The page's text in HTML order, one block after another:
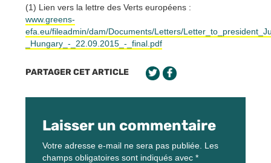
(1) Lien vers la lettre des Verts européens :
www.greens-
efa.eu/fileadmin/dam/Documents/Letters/
_Hungary_-_22.09.2015_-_final.pdf
PARTAGER CET ARTICLE
Laisser un commentaire
Votre adresse e-mail ne sera pas publiée. Les
champs obligatoires sont indiqués avec *